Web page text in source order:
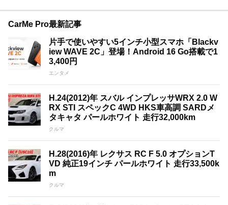
CarMe Pro最新記事
片手で使いやすい5インチ小型スマホ「Blackv
iew WAVE 2C」登場！Android 16 Go搭載で1
3,400円
エンタメ
H.24(2012)年 スバル インプレッサWRX 2.0 W
RX STI スペックC 4WD HKS車高調 SARDメ
タキャタ パールホワイト 走行32,000km
クルマ
H.28(2016)年 レクサス RC F 5.0 オプションT
VD 純正19インチ パールホワイト 走行33,500k
m
クルマ